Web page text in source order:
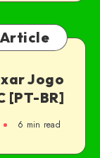
Jogo
[PT-BR]
6 min read